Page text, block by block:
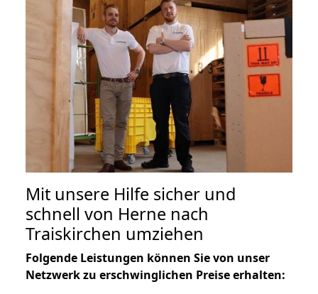
Mit unsere Hilfe sicher und
schnell von Herne nach
Traiskirchen umziehen
Folgende Leistungen können Sie von unser
Netzwerk zu erschwinglichen Preise erhalten: